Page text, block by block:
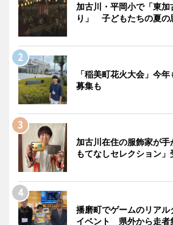
加古川・平岡小で「東
り」 子どもたちの夏の
「稲美町花火大会」今
募集も
加古川在住の服飾家が
もてなしセレクション」
播磨町でゲームのリア
イベント 県外から走者